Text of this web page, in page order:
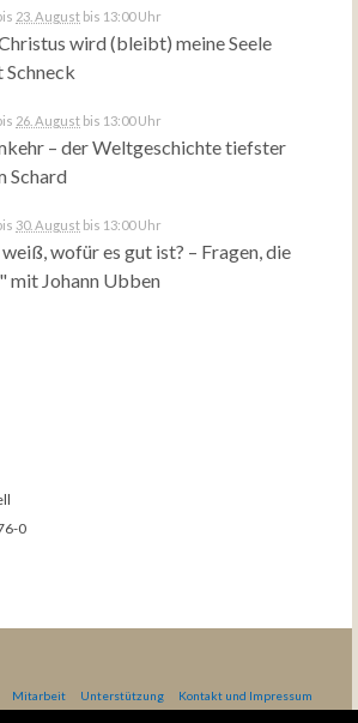
23. August bis 13:00 Uhr
wird (bleibt) meine Seele
26. August bis 13:00 Uhr
– der Weltgeschichte tiefster
Schard
30. August bis 13:00 Uhr
wofür es gut ist? – Fragen, die
mit Johann Ubben
0
Mitarbeit Unterstützung Kontakt und Impressum